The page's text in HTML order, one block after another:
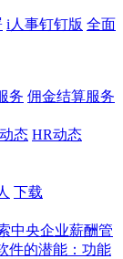
i人事钉钉版 全面
务 佣金结算服务
态 HR动态
下载
中央企业薪酬管
件的潜能：功能